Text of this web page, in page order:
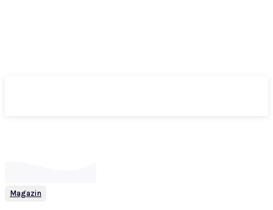
Magazin